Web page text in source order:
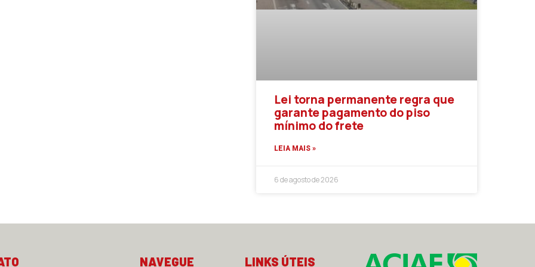
Lei torna permanente regra que
garante pagamento do piso
mínimo do frete
LEIA MAIS »
6 de agosto de 2026
NAVEGUE LINKS ÚTEIS